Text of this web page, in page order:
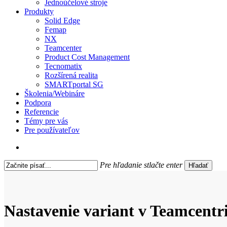
Jednoúčelové stroje
Produkty
Solid Edge
Femap
NX
Teamcenter
Product Cost Management
Tecnomatix
Rozšírená realita
SMARTportal SG
Školenia/Webináre
Podpora
Referencie
Témy pre vás
Pre používateľov
Pre hľadanie stlačte enter Hľadať
Nastavenie variant v